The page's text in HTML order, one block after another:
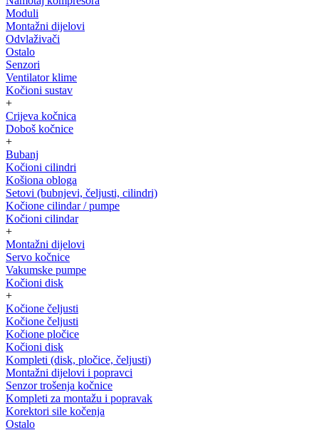
Moduli
Montažni dijelovi
Odvlaživači
Ostalo
Senzori
Ventilator klime
Kočioni sustav
+
Crijeva kočnica
Doboš kočnice
+
Bubanj
Kočioni cilindri
Košiona obloga
Setovi (bubnjevi, čeljusti, cilindri)
Kočione cilindar / pumpe
Kočioni cilindar
+
Montažni dijelovi
Servo kočnice
Vakumske pumpe
Kočioni disk
+
Kočione čeljusti
Kočione čeljusti
Kočione pločice
Kočioni disk
Kompleti (disk, pločice, čeljusti)
Montažni dijelovi i popravci
Senzor trošenja kočnice
Kompleti za montažu i popravak
Korektori sile kočenja
Ostalo